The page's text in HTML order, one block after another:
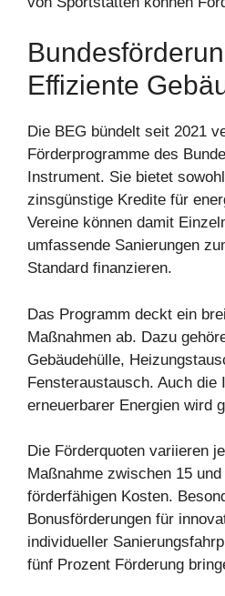
Effiziente
Die BEG bündelt seit 2021
Förderprogramme des
Instrument. Sie bietet
zinsgünstige Kredite für
Vereine können damit
umfassende Sanierungen
Standard finanzieren.
Das Programm deckt ein
Maßnahmen ab. Dazu
Gebäudehülle,
Fensteraustausch. Auch die
erneuerbarer Energien wird
Die Förderquoten variieren
Maßnahme zwischen 15
förderfähigen Kosten.
Bonusförderungen für
individueller
fünf Prozent Förderung